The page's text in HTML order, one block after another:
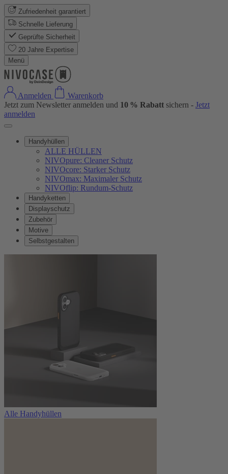
Zufriedenheit garantiert
Schnelle Lieferung
Geprüfte Sicherheit
20 Jahre Expertise
Menü
Anmelden
Warenkorb
Jetzt zum Newsletter anmelden und 10 % Rabatt sichern - Jetzt
anmelden
Handyhüllen
ALLE HÜLLEN
NIVOpure: Cleaner Schutz
NIVOcore: Starker Schutz
NIVOmax: Maximaler Schutz
NIVOflip: Rundum-Schutz
Handyketten
Displayschutz
Zubehör
Motive
Selbstgestalten
Alle Handyhüllen